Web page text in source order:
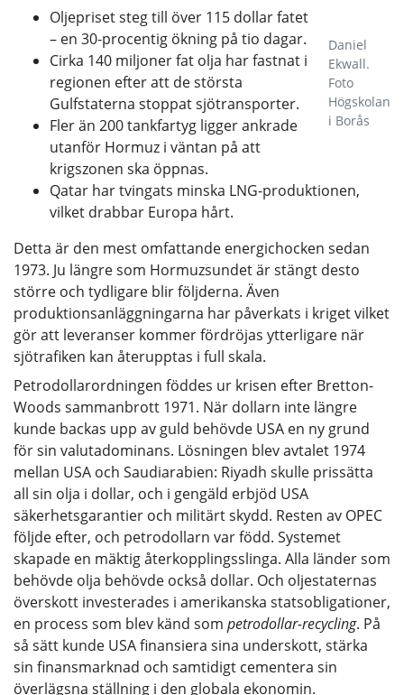
Daniel
Ekwall.
Foto
Högskolan
i Borås
Oljepriset steg till över 115 dollar fatet
– en 30-procentig ökning på tio dagar.
Cirka 140 miljoner fat olja har fastnat i
regionen efter att de största
Gulfstaterna stoppat sjötransporter.
Fler än 200 tankfartyg ligger ankrade
utanför Hormuz i väntan på att
krigszonen ska öppnas.
Qatar har tvingats minska LNG-produktionen,
vilket drabbar Europa hårt.
Detta är den mest omfattande energichocken sedan
1973. Ju längre som Hormuzsundet är stängt desto
större och tydligare blir följderna. Även
produktionsanläggningarna har påverkats i kriget vilket
gör att leveranser kommer fördröjas ytterligare när
sjötrafiken kan återupptas i full skala.
Petrodollarordningen föddes ur krisen efter Bretton-
Woods sammanbrott 1971. När dollarn inte längre
kunde backas upp av guld behövde USA en ny grund
för sin valutadominans. Lösningen blev avtalet 1974
mellan USA och Saudiarabien: Riyadh skulle prissätta
all sin olja i dollar, och i gengäld erbjöd USA
säkerhetsgarantier och militärt skydd. Resten av OPEC
följde efter, och petrodollarn var född. Systemet
skapade en mäktig återkopplingsslinga. Alla länder som
behövde olja behövde också dollar. Och oljestaternas
överskott investerades i amerikanska statsobligationer,
en process som blev känd som petrodollar-recycling. På
så sätt kunde USA finansiera sina underskott, stärka
sin finansmarknad och samtidigt cementera sin
överlägsna ställning i den globala ekonomin.